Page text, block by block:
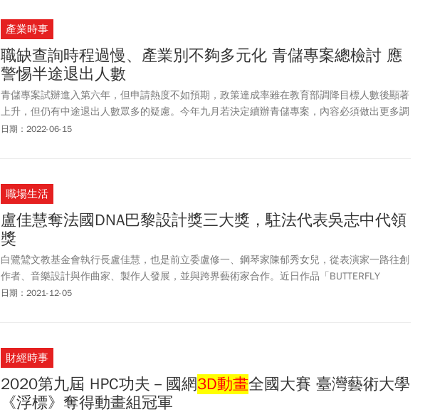
產業時事
職缺查詢時程過慢、產業別不夠多元化 青儲專案總檢討 應
警惕半途退出人數
青儲專案試辦進入第六年，但申請熱度不如預期，政策達成率雖在教育部調降目標人數後顯著
上升，但仍有中途退出人數眾多的疑慮。今年九月若決定續辦青儲專案，內容必須做出更多調
整。
日期：2022-06-15
職場生活
盧佳慧奪法國DNA巴黎設計獎三大獎，駐法代表吳志中代領
獎
白鷺鷥文教基金會執行長盧佳慧，也是前立委盧修一、鋼琴家陳郁秀女兒，從表演家一路往創
作者、音樂設計與作曲家、製作人發展，並與跨界藝術家合作。近日作品「BUTTERFLY
ORCHID蝴蝶蘭」、「XR Obsession XR迷」，以及「Impression of Taiwan印象台灣」，榮獲
日期：2021-12-05
財經時事
2020第九屆 HPC功夫－國網3D動畫全國大賽 臺灣藝術大學
《浮標》奪得動畫組冠軍